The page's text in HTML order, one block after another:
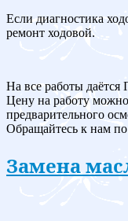
Если диагностика
ремонт ходовой.
На все работы
Цену на работу можно
предварительного
Обращайтесь к нам
Замена